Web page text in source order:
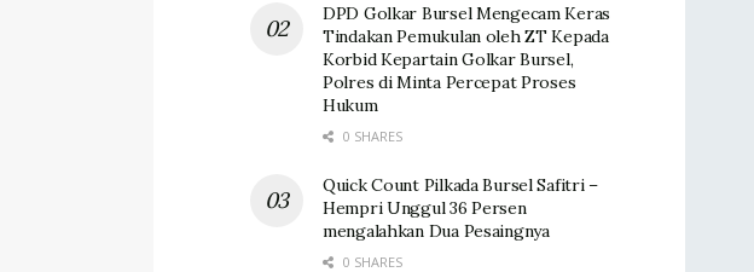
DPD Golkar Bursel Mengecam Keras
Tindakan Pemukulan oleh ZT Kepada
Korbid Kepartain Golkar Bursel,
Polres di Minta Percepat Proses
Hukum
0 SHARES
Quick Count Pilkada Bursel Safitri –
Hempri Unggul 36 Persen
mengalahkan Dua Pesaingnya
0 SHARES